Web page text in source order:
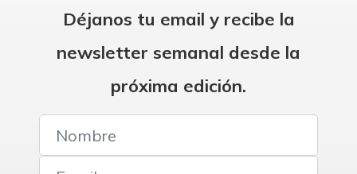
Déjanos tu email y recibe la
newsletter semanal desde la
próxima edición.